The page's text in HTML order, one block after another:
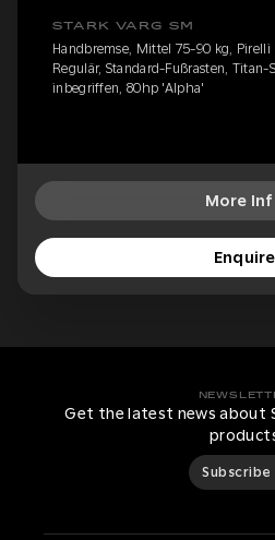
STARK VARG SM
Handbremse, Mittel 75-90 kg, Pirelli
Regulär, Standard-Fußrasten,
inbegriffen, 80hp 'Alpha'
More
Enquire
Get the latest news about
Subscribe